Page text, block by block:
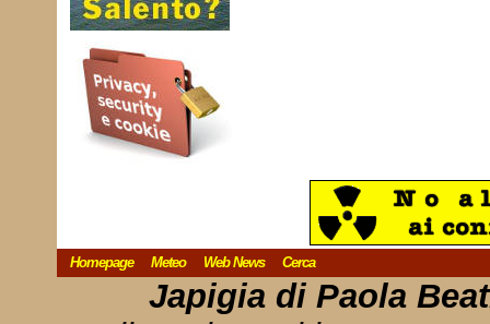
Homepage Meteo Web News Cerca
Japigia di Paola